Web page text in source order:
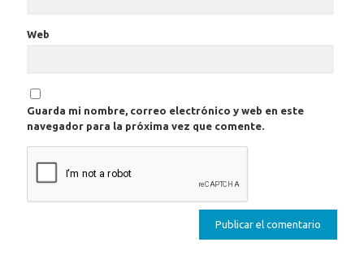
Web
Guarda mi nombre, correo electrónico y web en este
navegador para la próxima vez que comente.